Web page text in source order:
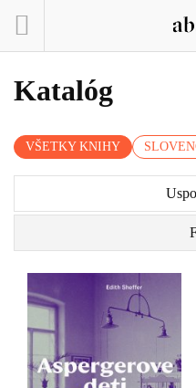
Katalóg
VŠETKY KNIHY
Hans Asperger mal dve
tváre. A tie tváre nemohli
byť odlišnejšie. Na jednej
ktorý sa postaral
o prevratné objavy